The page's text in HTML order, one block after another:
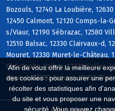
Afin de vous offrir la meilleure
des cookies : pour assurer une
récolter des statistiques afin
du site et vous proposer une
sécurité. Vous pouvez
Bozouls, 12740 La Loubière,
12450 Calmont, 12120 Comps-la-
s/Viaur, 12190 Sébrazac, 12580
12510 Balsac, 12330 Clairvaux-d,
Mouret, 12330 Muret-le-Château,
Christophe-Vallon, 12330 Salles-
Agen-d, 12290 Arques, 12450